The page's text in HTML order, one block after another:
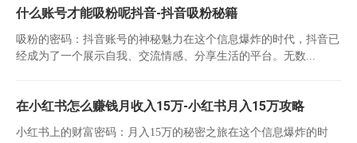
什么账号才能吸粉呢抖音-抖音吸粉秘籍
吸粉的密码：抖音账号的神秘魅力在这个信息爆炸的时代，抖音已
经成为了一个展示自我、交流情感、分享生活的平台。无数...
在小红书怎么赚钱月收入15万-小红书月入15万攻略
小红书上的财富密码：月入15万的秘密之旅在这个信息爆炸的时